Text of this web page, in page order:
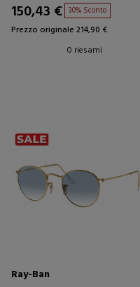
150,43 € 30% Sconto
Prezzo originale 214,90 €
0 riesami
Ray-Ban